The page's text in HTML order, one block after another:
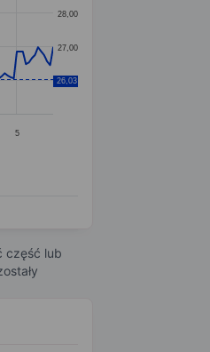
5
26,00
27,00
28,00
26,03
część lub